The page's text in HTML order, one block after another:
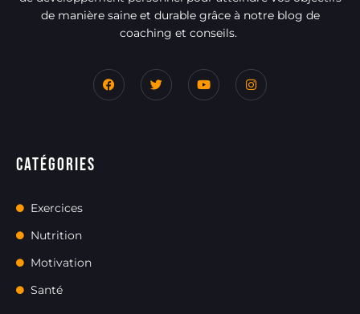
de manière saine et durable grâce à notre blog de
coaching et conseils.
Catégories
Exercices
Nutrition
Motivation
Santé